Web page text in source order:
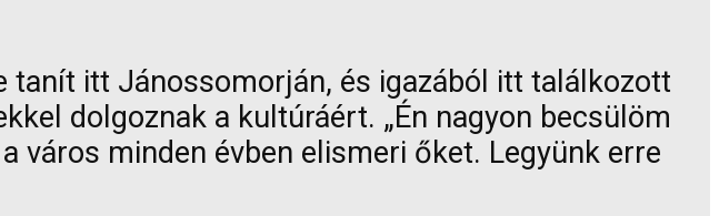
tanít itt Jánossomorján, és igazából itt találkozott
dolgoznak a kultúráért. „Én nagyon becsülöm
város minden évben elismeri őket. Legyünk erre